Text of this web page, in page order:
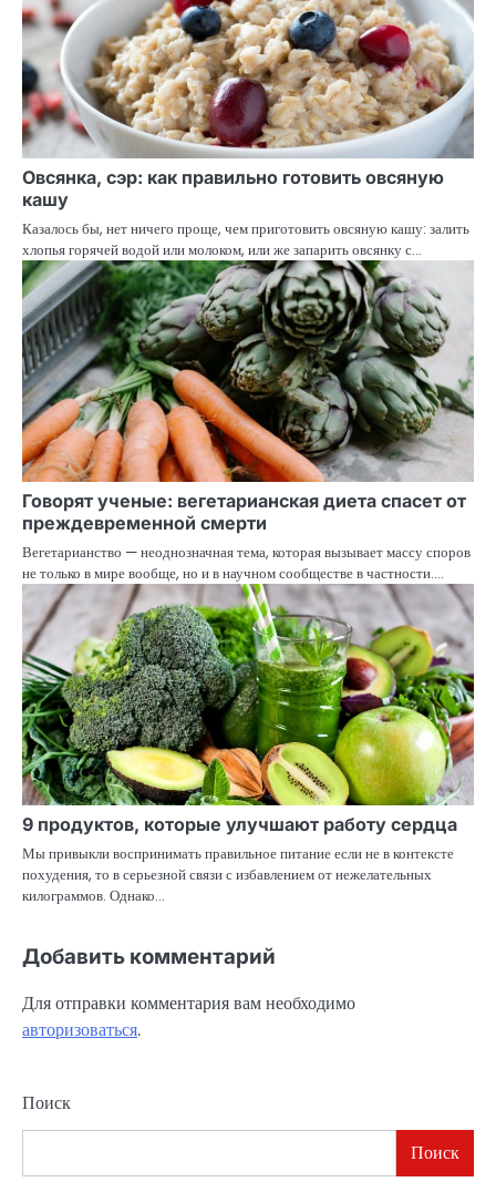
Овсянка, сэр: как правильно готовить овсяную
кашу
Казалось бы, нет ничего проще, чем приготовить овсяную кашу: залить
хлопья горячей водой или молоком, или же запарить овсянку с…
Говорят ученые: вегетарианская диета спасет от
преждевременной смерти
Вегетарианство — неоднозначная тема, которая вызывает массу споров
не только в мире вообще, но и в научном сообществе в частности.…
9 продуктов, которые улучшают работу сердца
Мы привыкли воспринимать правильное питание если не в контексте
похудения, то в серьезной связи с избавлением от нежелательных
килограммов. Однако…
Добавить комментарий
Для отправки комментария вам необходимо
авторизоваться.
Поиск
Поиск